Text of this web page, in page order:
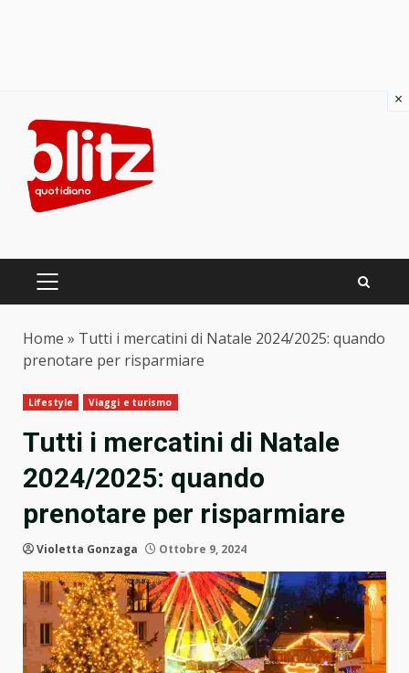
content
PRIMARY
Home » Tutti i mercatini di Natale 2024/2025: quando
prenotare per risparmiare
Lifestyle Viaggi e turismo
Tutti i mercatini di Natale
2024/2025: quando
prenotare per risparmiare
Violetta Gonzaga Ottobre 9, 2024
×